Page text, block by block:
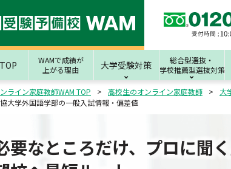
WAMで成績が
上がる理由
大学受験対策
総合型選抜・
学校推薦型選抜対策
ライン家庭教師WAM TOP 高校生のオンライン家庭教師 大
大学外国語学部の一般入試情報・偏差値
要なところだけ、プロに聞く